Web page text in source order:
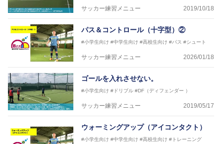
サッカー練習メニュー 2019/10/18
パス＆コントロール（十字型）②
#小学生向け #中学生向け #高校生向け #パス #シュート
サッカー練習メニュー 2026/01/18
ゴールを入れさせない。
#小学生向け #ドリブル #DF（ディフェンダー ）
サッカー練習メニュー 2019/05/17
ウォーミングアップ（アイコンタクト）
#小学生向け #中学生向け #高校生向け #トレーニング